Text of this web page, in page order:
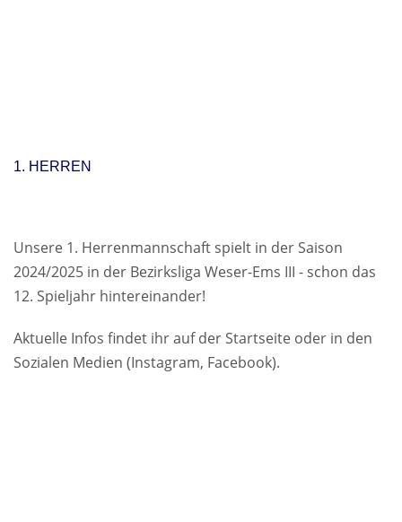
1. HERREN
Unsere 1. Herrenmannschaft spielt in der Saison
2024/2025 in der Bezirksliga Weser-Ems III - schon das
12. Spieljahr hintereinander!
Aktuelle Infos findet ihr auf der Startseite oder in den
Sozialen Medien (Instagram, Facebook).